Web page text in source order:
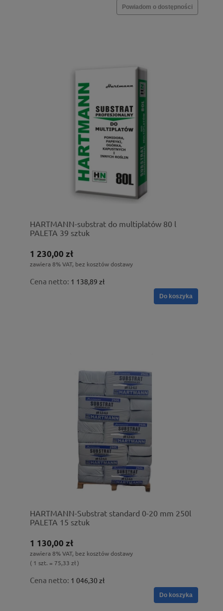
Powiadom o dostępności
HARTMANN-substrat do multiplatów 80 l
PALETA 39 sztuk
1 230,00 zł
zawiera 8% VAT, bez kosztów dostawy
Cena netto: 1 138,89 zł
Do koszyka
HARTMANN-Substrat standard 0-20 mm 250l
PALETA 15 sztuk
1 130,00 zł
zawiera 8% VAT, bez kosztów dostawy
( 1 szt. = 75,33 zł )
Cena netto: 1 046,30 zł
Do koszyka